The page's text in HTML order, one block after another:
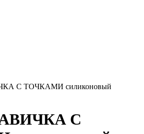
С ТОЧКАМИ силиконовый
С